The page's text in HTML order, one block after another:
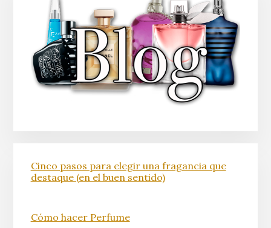
Cinco pasos para elegir una fragancia que
destaque (en el buen sentido)
Cómo hacer Perfume